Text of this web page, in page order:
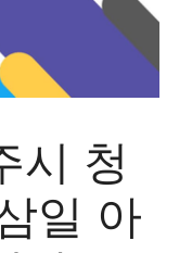
시 청
일 아